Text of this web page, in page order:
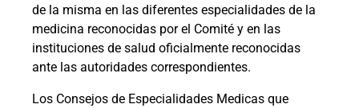
de la misma en las diferentes especialidades de la
medicina reconocidas por el Comité y en las
instituciones de salud oficialmente reconocidas
ante las autoridades correspondientes.
Los Consejos de Especialidades Medicas que